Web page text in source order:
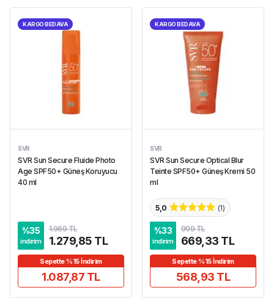
KARGO BEDAVA
SVR
SVR Sun Secure Fluide Photo
Age SPF50+ Güneş Koruyucu
40 ml
%35
indirim
1.969 TL
1.279,85 TL
Sepette %15 İndirim
1.087,87 TL
KARGO BEDAVA
SVR
SVR Sun Secure Optical Blur
Teinte SPF50+ Güneş Kremi 50
ml
5,0 (1)
%33
indirim
999 TL
669,33 TL
Sepette %15 İndirim
568,93 TL